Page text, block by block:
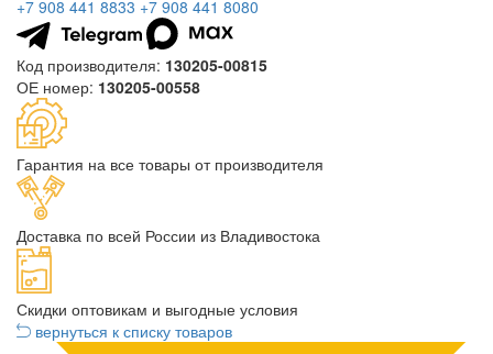
+7 908 441 8833 +7 908 441 8080
Код производителя: 130205-00815
ОЕ номер: 130205-00558
Гарантия на все товары от производителя
Доставка по всей России из Владивостока
Скидки оптовикам и выгодные условия
вернуться к списку товаров